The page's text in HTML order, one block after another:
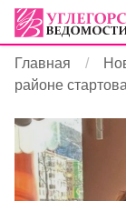
Главная
районе